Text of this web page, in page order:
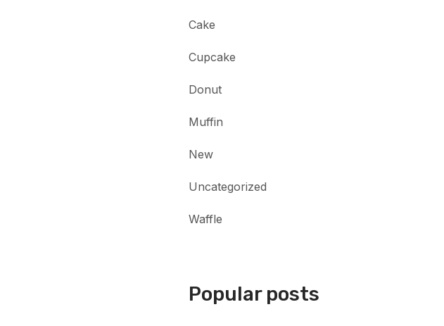
Cake
Cupcake
Donut
Muffin
New
Uncategorized
Waffle
Popular posts